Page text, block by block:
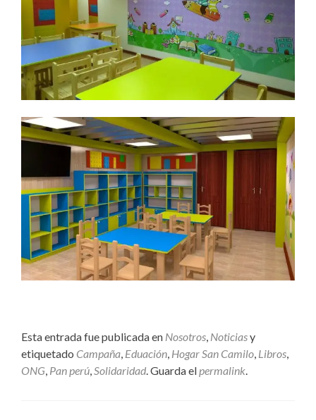
Esta entrada fue publicada en Nosotros, Noticiasy
etiquetado Campaña, Eduación, Hogar San Camilo, Libros,
ONG, Pan perú,Solidaridad. Guarda elpermalink.